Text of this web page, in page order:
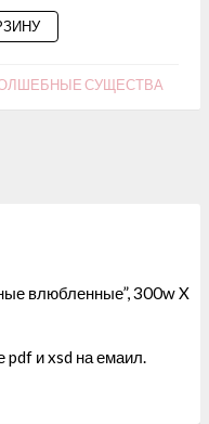
СУЩЕСТВА
влюбленные”, 300w X
pdf и xsd на емаил.